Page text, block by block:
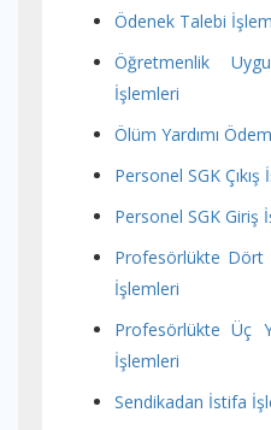
Ödenek Talebi
Öğretmenlik
İşlemleri
Ölüm Yardımı
Personel SGK Çıkış
Personel SGK Giriş
Profesörlükte Dört
İşlemleri
Profesörlükte Üç
İşlemleri
Sendikadan İstifa